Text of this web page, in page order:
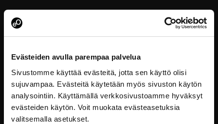
Evästeiden avulla parempaa palvelua
Sivustomme käyttää evästeitä, jotta sen käyttö olisi
sujuvampaa. Evästeitä käytetään myös sivuston käytön
analysointiin. Käyttämällä verkkosivustoamme hyväksyt
evästeiden käytön. Voit muokata evästeasetuksia
valitsemalla asetukset.
Koko työhistoriani yhteisenä
nimittäjänä on ollut kysymys siitä,
miten perheet voisivat saada
apua ja tukea.
Asiantuntijan koulutukset